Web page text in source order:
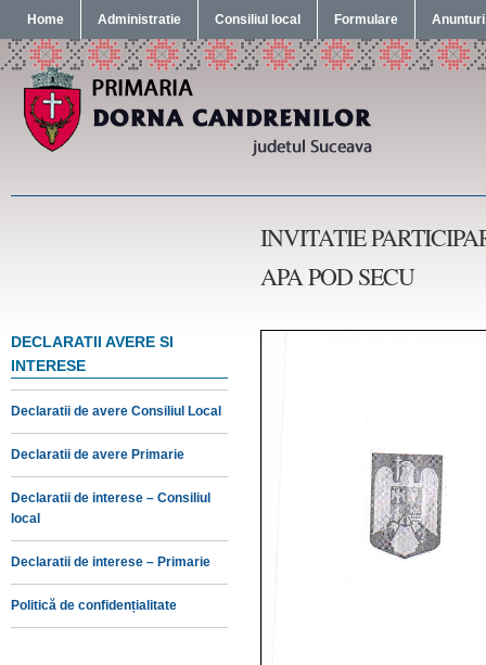
Home Administratie Consiliul local Formulare Anunturi
INVITATIE
APA POD SECU
DECLARATII AVERE SI
INTERESE
Declaratii de avere Consiliul Local
Declaratii de avere Primarie
Declaratii de interese – Consiliul
local
Declaratii de interese – Primarie
Politică de confidențialitate